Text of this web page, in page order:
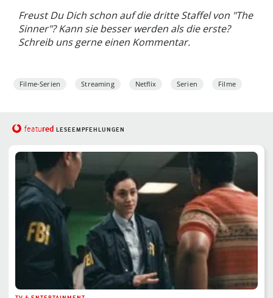
Freust Du Dich schon auf die dritte Staffel von "The
Sinner"? Kann sie besser werden als die erste?
Schreib uns gerne einen Kommentar.
Filme-Serien Streaming Netflix Serien Filme
featured LESEEMPFEHLUNGEN